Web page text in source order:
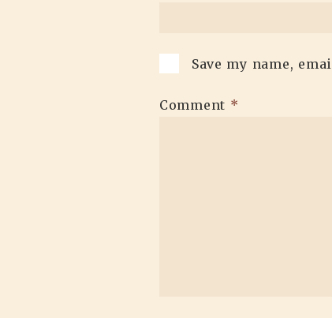
Save my name,
Comment *